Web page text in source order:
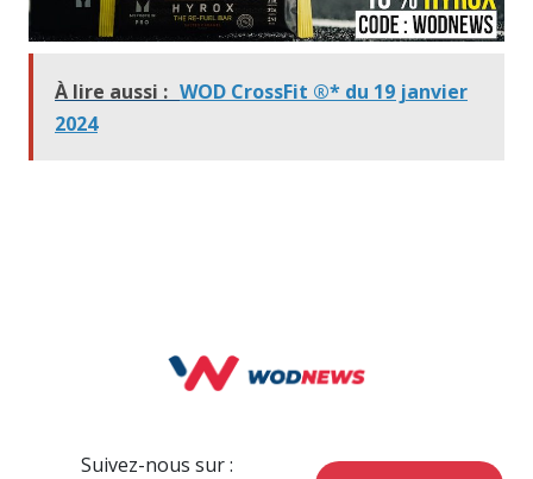
À lire aussi : WOD CrossFit ®* du 19 janvier
2024
Suivez-nous sur :